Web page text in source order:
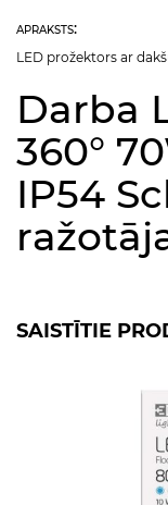
apraksts:
LED prožektors ar
Darba
360°
IP54
SAISTĪTIE